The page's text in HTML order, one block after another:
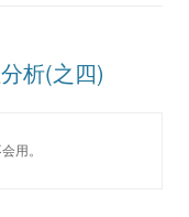
析(之四)
用。